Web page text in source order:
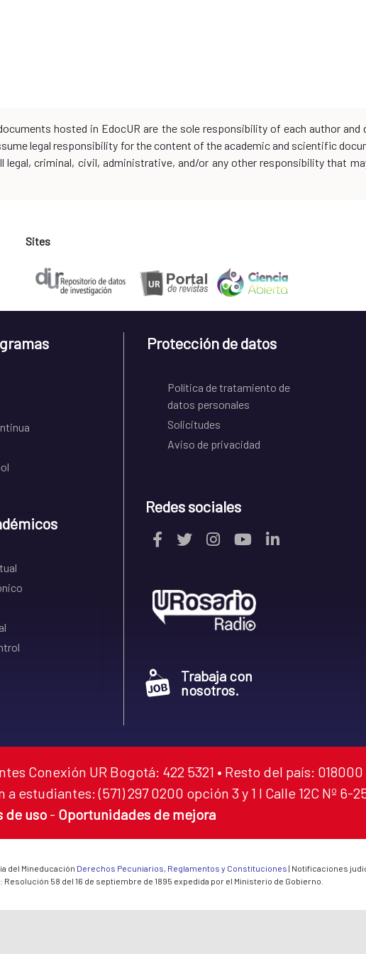
hosted in EdocUR are the sole responsibility of each author
legal responsibility for the content of the academic and scientific
criminal, civil, administrative, and/or any other responsibility that
Sites
Protección de datos
Política de tratamiento de
datos personales
Solicitudes
Aviso de privacidad
Redes sociales
Trabaja con
nosotros.
Conexión UR Bogotá: 422 5321 • Resto del país: 018000
estudiantes: (571) 297 0200 opción 3 y 1 I Calle 12C Nº 6-
de uso - Oportunidades de mejora
del Mineducación Derechos Pecuniarios, Reglamentos y Constituciones | Notificaciones
58 del 16 de septiembre de 1895 expedida por el Ministerio de Gobierno.